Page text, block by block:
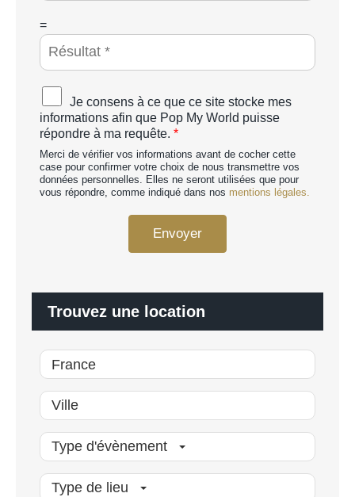
*
C
A
T
C
H
A
p
e
r
s
o
s
=
A
c
c
o
r
d
R
Je consens à ce que ce site stocke mes
informations afin que Pop My World puisse
répondre à ma requête. *
Merci de vérifier vos informations avant de cocher cette
case pour confirmer votre choix de nous transmettre vos
données personnelles. Elles ne seront utilisées que pour
vous répondre, comme indiqué dans nos mentions légales.
Envoyer
Trouvez une location
Type d'évènement
Type de lieu